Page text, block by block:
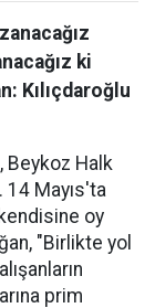
ki
Kılıçdaroğlu
Beykoz Halk
14 Mayıs'ta
oy
"Birlikte yol
prim